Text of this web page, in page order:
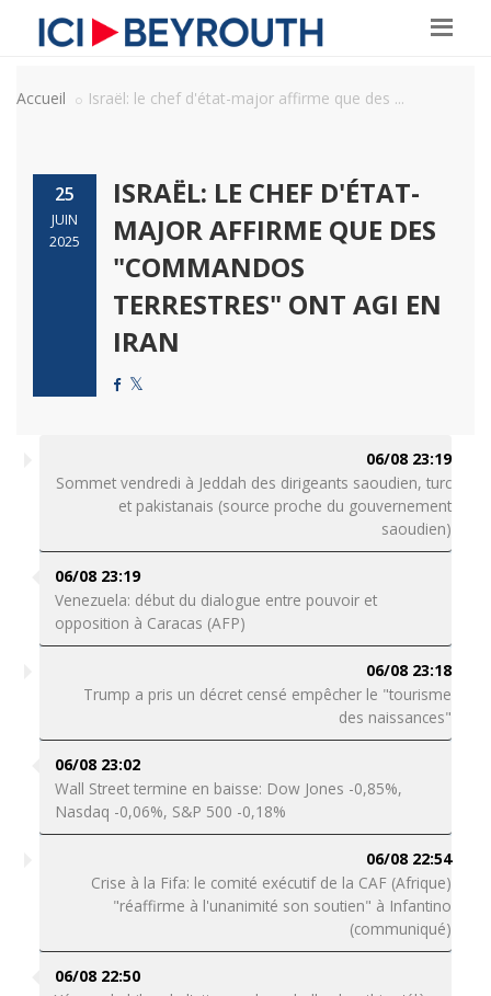
Accueil Israël: le chef d'état-major affirme que des ...
25
JUIN
2025
ISRAËL: LE CHEF D'ÉTAT-
MAJOR AFFIRME QUE DES
"COMMANDOS
TERRESTRES" ONT AGI EN
IRAN
06/08 23:19
Sommet vendredi à Jeddah des dirigeants saoudien, turc
et pakistanais (source proche du gouvernement
saoudien)
06/08 23:19
Venezuela: début du dialogue entre pouvoir et
opposition à Caracas (AFP)
06/08 23:18
Trump a pris un décret censé empêcher le "tourisme
des naissances"
06/08 23:02
Wall Street termine en baisse: Dow Jones -0,85%,
Nasdaq -0,06%, S&P 500 -0,18%
06/08 22:54
Crise à la Fifa: le comité exécutif de la CAF (Afrique)
"réaffirme à l'unanimité son soutien" à Infantino
(communiqué)
06/08 22:50